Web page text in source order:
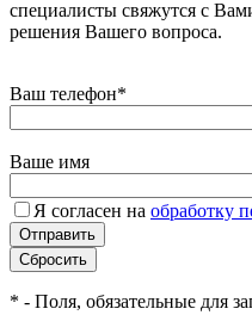
специалисты свяжутся с
решения Вашего вопроса.
Ваш телефон*
Ваше имя
Я согласен на обработку
* - Поля, обязательные для